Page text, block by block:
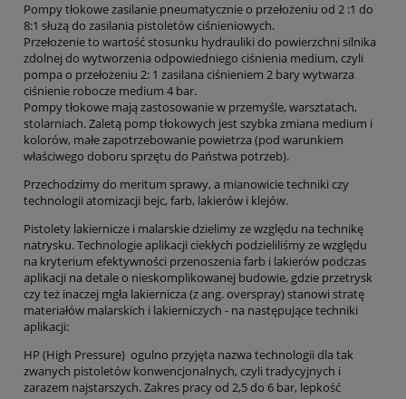
Pompy tłokowe zasilanie pneumatycznie o przełożeniu od 2 :1 do
8:1 służą do zasilania pistoletów ciśnieniowych.
Przełożenie to wartość stosunku hydrauliki do powierzchni silnika
zdolnej do wytworzenia odpowiedniego ciśnienia medium, czyli
pompa o przełożeniu 2: 1 zasilana ciśnieniem 2 bary wytwarza
ciśnienie robocze medium 4 bar.
Pompy tłokowe mają zastosowanie w przemyśle, warsztatach,
stolarniach. Zaletą pomp tłokowych jest szybka zmiana medium i
kolorów, małe zapotrzebowanie powietrza (pod warunkiem
właściwego doboru sprzętu do Państwa potrzeb).
Przechodzimy do meritum sprawy, a mianowicie techniki czy
technologii atomizacji bejc, farb, lakierów i klejów.
Pistolety lakiernicze i malarskie dzielimy ze względu na technikę
natrysku. Technologie aplikacji ciekłych podzieliliśmy ze względu
na kryterium efektywności przenoszenia farb i lakierów podczas
aplikacji na detale o nieskomplikowanej budowie, gdzie przetrysk
czy też inaczej mgła lakiernicza (z ang. overspray) stanowi stratę
materiałów malarskich i lakierniczych - na następujące techniki
aplikacji:
HP (High Pressure) ogulno przyjęta nazwa technologii dla tak
zwanych pistoletów konwencjonalnych, czyli tradycyjnych i
zarazem najstarszych. Zakres pracy od 2,5 do 6 bar, lepkość